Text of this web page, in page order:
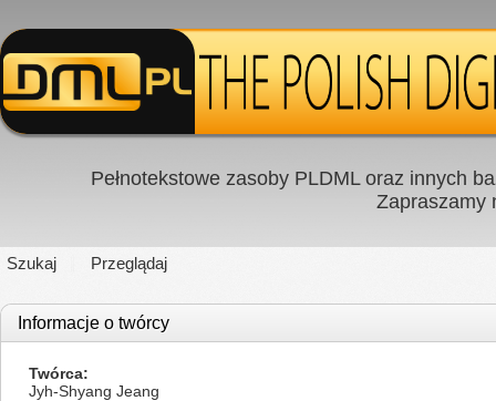
Pełnotekstowe zasoby PLDML oraz innych
Zapraszamy
Szukaj Przeglądaj
Informacje o twórcy
Twórca
Jyh-Shyang Jeang